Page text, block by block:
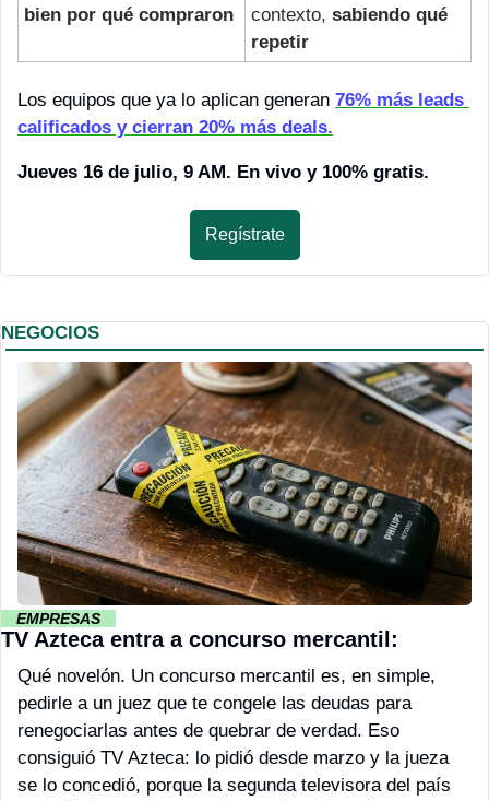
bien por qué compraron
contexto, sabiendo qué
repetir
Los equipos que ya lo aplican generan 76% más leads
calificados y cierran 20% más deals.
Jueves 16 de julio, 9 AM. En vivo y 100% gratis.
Regístrate
NEGOCIOS
EMPRESAS
TV Azteca entra a concurso mercantil:
Qué novelón. Un concurso mercantil es, en simple,
pedirle a un juez que te congele las deudas para
renegociarlas antes de quebrar de verdad. Eso
consiguió TV Azteca: lo pidió desde marzo y la jueza
se lo concedió, porque la segunda televisora del país